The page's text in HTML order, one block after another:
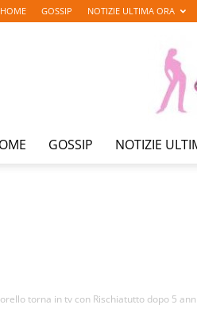
HOME GOSSIP NOTIZIE ULTIMA ORA
GOSSIP NOTIZIE
torna in tv con Rischiatutto dopo 5 anni